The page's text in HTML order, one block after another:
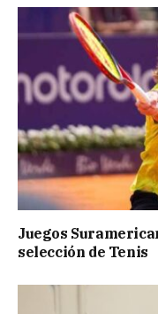
Juegos
selección de Tenis